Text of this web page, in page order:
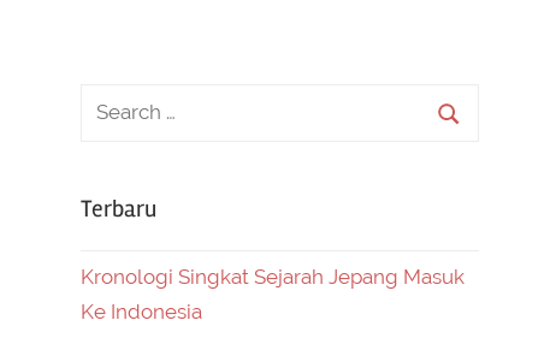
Terbaru
Kronologi Singkat Sejarah Jepang Masuk
Ke Indonesia